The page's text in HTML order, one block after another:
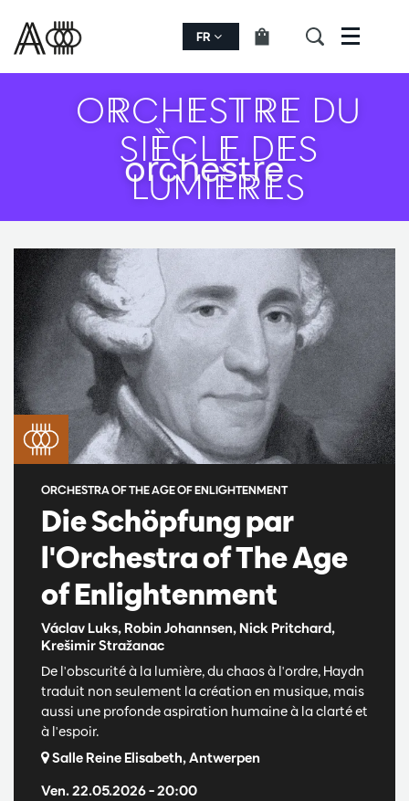
FR Menu
ORCHESTRE DU
SIÈCLE DES
LUMIÈRES
orchestre
Die Schöpfung par
l'Orchestra of The Age
of Enlightenment
Václav Luks, Robin Johannsen, Nick Pritchard,
Krešimir Stražanac
ORCHESTRA OF THE AGE OF ENLIGHTENMENT
Ven. 22.05.2026– 20:00
De l'obscurité à la lumière, du chaos à l'ordre, Haydn
traduit non seulement la création en musique, mais
aussi une profonde aspiration humaine à la clarté et
à l'espoir.
Salle Reine Elisabeth, Antwerpen